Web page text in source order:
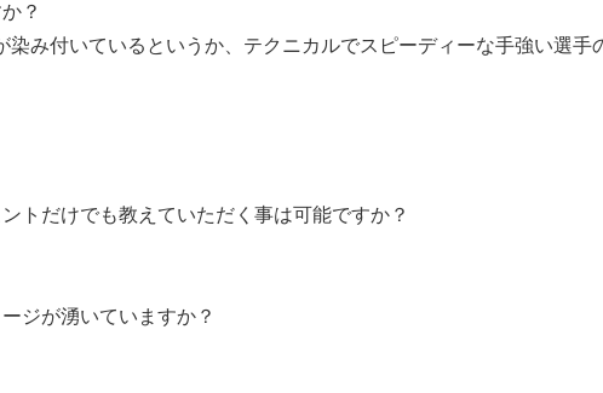
？
み付いているというか、テクニカルでスピーディーな手強い選手
トだけでも教えていただく事は可能ですか？
ジが湧いていますか？